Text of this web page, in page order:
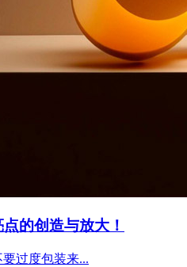
的创造与放大！
过度包装来...